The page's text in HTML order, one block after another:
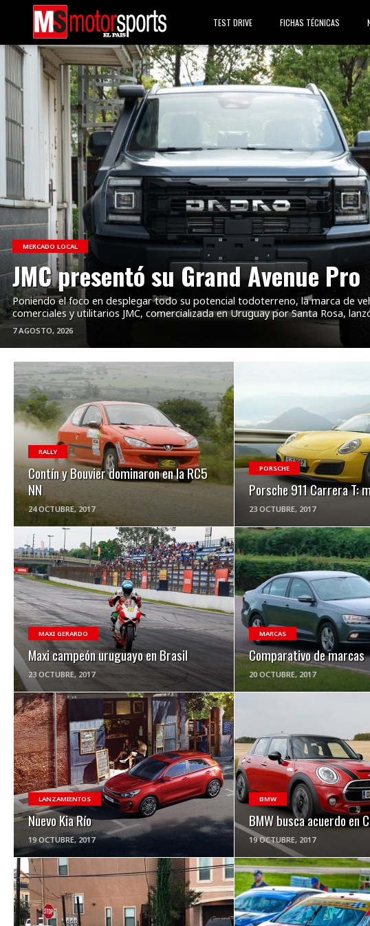
TEST DRIVE FICHAS TÉCNICAS
MERCADO LOCAL
JMC presentó su Grand Avenue Pro
Poniendo el foco en desplegar todo su potencial todoterreno, la marca de
comerciales y utilitarios JMC, comercializada en Uruguay por Santa Rosa,
7 AGOSTO, 2026
VER NOTA
RALLY
Contín y Bouvier dominaron en la RC5
NN
24 OCTUBRE, 2017
VER NOTA
PORSCHE
Porsche 911 Carrera T:
23 OCTUBRE, 2017
VER NOTA
MAXI GERARDO
Maxi campeón uruguayo en Brasil
23 OCTUBRE, 2017
VER NOTA
MARCAS
Comparativo de marcas
20 OCTUBRE, 2017
VER NOTA
LANZAMIENTOS
Nuevo Kia Río
19 OCTUBRE, 2017
VER NOTA
BMW
BMW busca acuerdo en
19 OCTUBRE, 2017
VER NOTA